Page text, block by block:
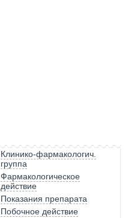
Клинико-фармакологич.
группа
Фармакологическое
действие
Показания препарата
Побочное действие